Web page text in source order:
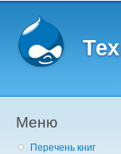
Меню
Перечень книг